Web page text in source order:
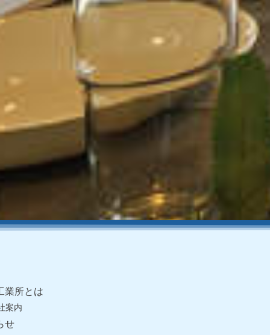
業所とは
案内
せ